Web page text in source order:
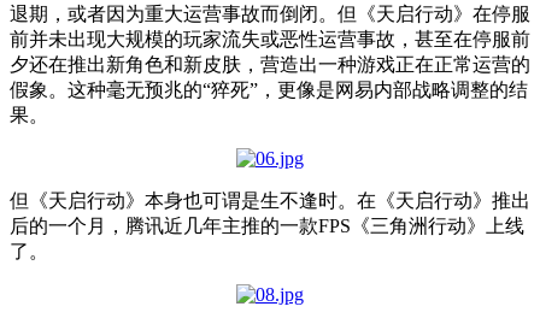
退期，或者因为重大运营事故而倒闭。但《天启行动》在停服
前并未出现大规模的玩家流失或恶性运营事故，甚至在停服前
夕还在推出新角色和新皮肤，营造出一种游戏正在正常运营的
假象。这种毫无预兆的“猝死”，更像是网易内部战略调整的结
果。
但《天启行动》本身也可谓是生不逢时。在《天启行动》推出
后的一个月，腾讯近几年主推的一款FPS《三角洲行动》上线
了。